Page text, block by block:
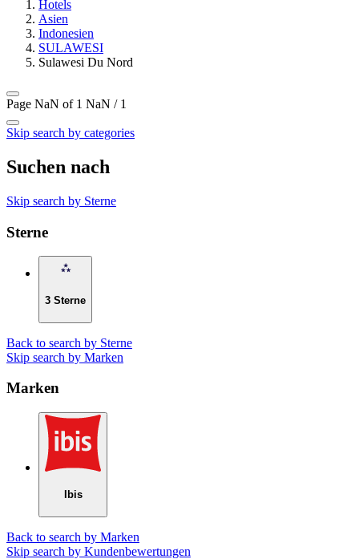
Hotels
Asien
Indonesien
SULAWESI
Sulawesi Du Nord
Page NaN of 1 NaN / 1
Skip search by categories
Suchen nach
Skip search by Sterne
Sterne
3 Sterne
Back to search by Sterne
Skip search by Marken
Marken
Ibis
Back to search by Marken
Skip search by Kundenbewertungen